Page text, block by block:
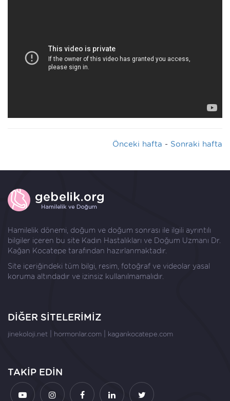
Önceki hafta - Sonraki hafta
Hamilelik dönemi, doğum ve doğum sonrası ile ilgili ayrıntılı
bilgiler içeren bu site Kadın Hastalıkları ve Doğum Uzmanı Dr.
Kağan Kocatepe tarafından hazırlanmaktadır.
Site içeriğindeki tüm bilgi, resim, fotoğraf ve videolar yasal
koruma altındadır ve izinsiz kullanılmamalıdır.
DİĞER SİTELERİMİZ
jinekoloji.net hormonlar.com kagankocatepe.com
TAKİP EDİN